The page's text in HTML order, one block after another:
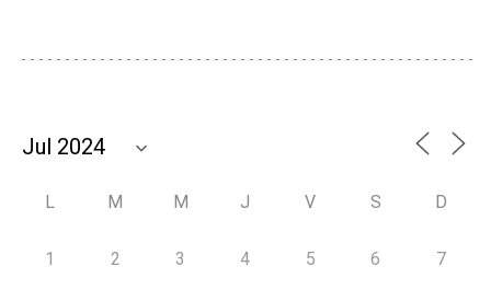
L M M J V S D
1 2 3 4 5 6 7